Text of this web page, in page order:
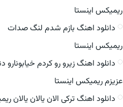
ریمیکس اینستا
دانلود اهنگ بازم شدم لنگ صدات
ریمیکس اینستا
دانلود اهنگ زیرو رو کردم خیابونارو
عزیزم ریمیکس اینستا
دانلود اهنگ ترکی الان یالان یالان